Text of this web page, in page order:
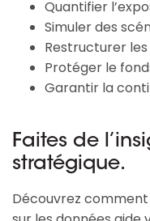
Quantifier
Simuler des
Restructurer
Protéger le
Garantir la
Faites de
stratégique.
Découvrez